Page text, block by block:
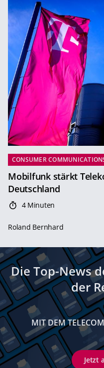
CONSUMER
Mobilfunk stärkt
Deutschland
4 Minuten
Roland Bernhard
Die Top-News
der
MIT DEM
Jetzt